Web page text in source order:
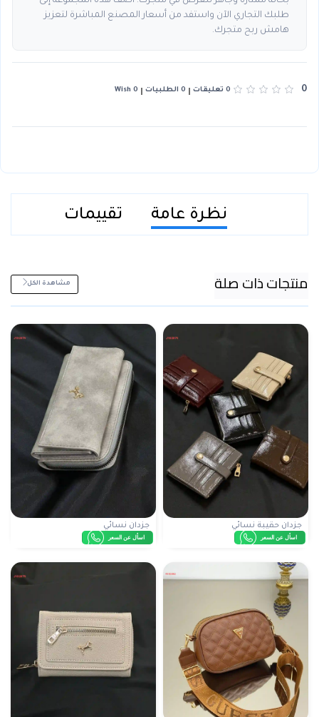
طلبك التجاري الآن واستفد من أسعار المصنع المباشرة لتعزيز
هامش ربح متجرك.
0 0 تعليقات 0 الطلبيات 0 Wish
نظرة عامة تقييمات
منتجات ذات صلة مشاهدة الكل
جزدان حقيبة نسائي
اسأل عن السعر
جزدان نسائي
اسأل عن السعر